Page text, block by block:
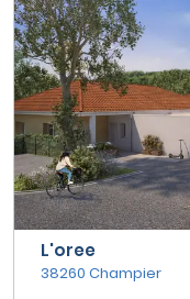
L'oree
38260 Champier